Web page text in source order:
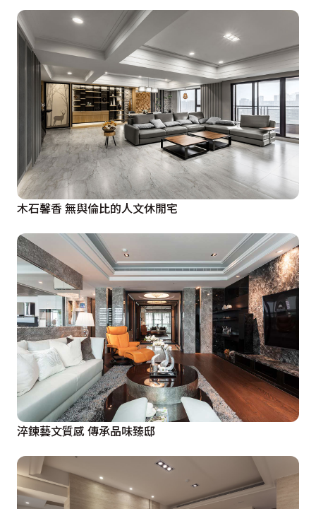
木石馨香 無與倫比的人文休閒宅
淬鍊藝文質感 傳承品味臻邸